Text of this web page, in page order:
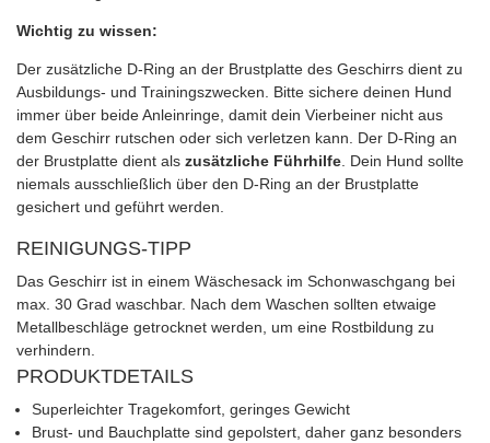
Wichtig zu wissen:
Der zusätzliche D-Ring an der Brustplatte des Geschirrs dient zu
Ausbildungs- und Trainingszwecken. Bitte sichere deinen Hund
immer über beide Anleinringe, damit dein Vierbeiner nicht aus
dem Geschirr rutschen oder sich verletzen kann. Der D-Ring an
der Brustplatte dient als zusätzliche Führhilfe . Dein Hund sollte
niemals ausschließlich über den D-Ring an der Brustplatte
gesichert und geführt werden.
REINIGUNGS-TIPP
Das Geschirr ist in einem Wäschesack im Schonwaschgang bei
max. 30 Grad waschbar. Nach dem Waschen sollten etwaige
Metallbeschläge getrocknet werden, um eine Rostbildung zu
verhindern.
PRODUKTDETAILS
Superleichter Tragekomfort, geringes Gewicht
Brust- und Bauchplatte sind gepolstert, daher ganz besonders